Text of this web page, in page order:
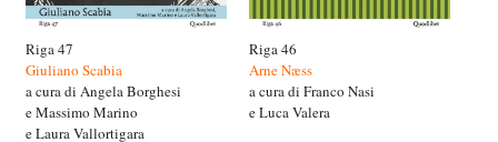
Riga 47
Giuliano Scabia
a cura di Angela Borghesi
e Massimo Marino
e Laura Vallortigara
Riga 46
Arne Næss
a cura di Franco Nasi
e Luca Valera